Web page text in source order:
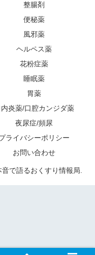
整腸剤
便秘薬
風邪薬
ヘルペス薬
花粉症薬
睡眠薬
胃薬
内炎薬/口腔カンジダ薬
夜尿症/頻尿
ライバシーポリシー
お問い合わせ
で語るおくすり情報局.